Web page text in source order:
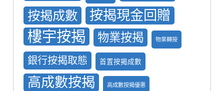
按揭成數 按揭現金回贈
樓宇按揭 物業按揭 物業轉按
銀行按揭取態 首置按揭成數
高成數按揭 高成數按揭優惠